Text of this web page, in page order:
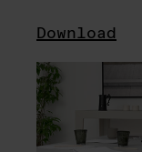
Download